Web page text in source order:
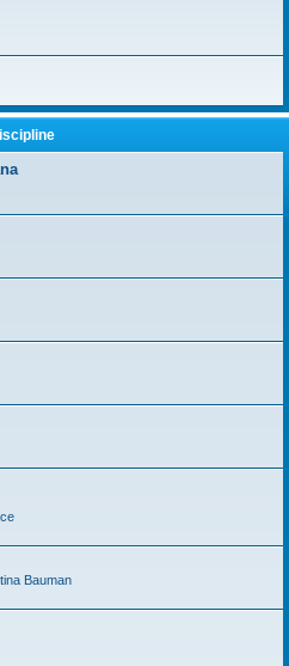
Bauman